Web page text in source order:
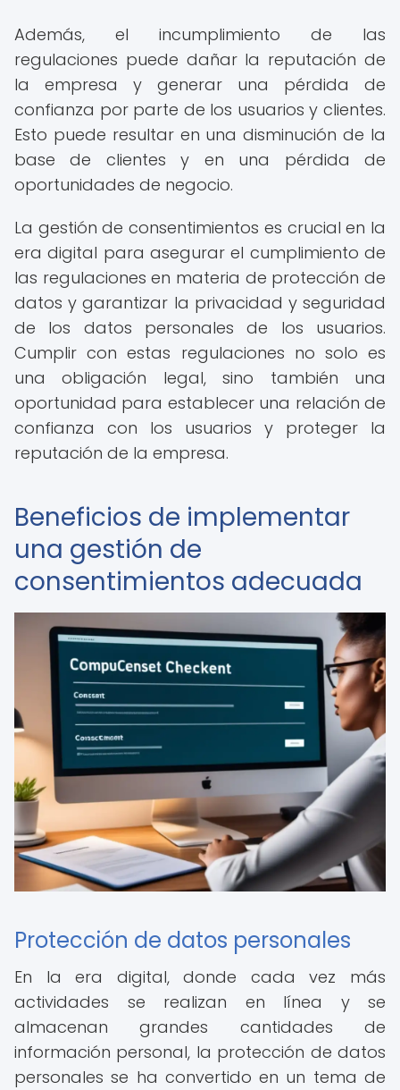
Además, el incumplimiento de las
regulaciones puede dañar la reputación de
la empresa y generar una pérdida de
confianza por parte de los usuarios y clientes.
Esto puede resultar en una disminución de la
base de clientes y en una pérdida de
oportunidades de negocio.
La gestión de consentimientos es crucial en la
era digital para asegurar el cumplimiento de
las regulaciones en materia de protección de
datos y garantizar la privacidad y seguridad
de los datos personales de los usuarios.
Cumplir con estas regulaciones no solo es
una obligación legal, sino también una
oportunidad para establecer una relación de
confianza con los usuarios y proteger la
reputación de la empresa.
Beneficios de implementar
una gestión de
consentimientos adecuada
Protección de datos personales
En la era digital, donde cada vez más
actividades se realizan en línea y se
almacenan grandes cantidades de
información personal, la protección de datos
personales se ha convertido en un tema de